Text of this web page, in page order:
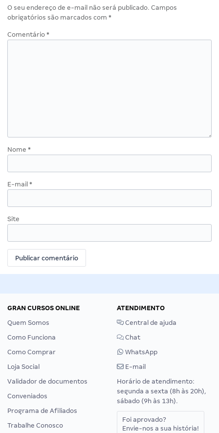
O seu endereço de e-mail não será publicado. Campos
obrigatórios são marcados com *
Comentário *
Nome *
E-mail *
Site
GRAN CURSOS ONLINE
Quem Somos
Como Funciona
Como Comprar
Loja Social
Validador de documentos
Conveniados
Programa de Afiliados
Trabalhe Conosco
ATENDIMENTO
Central de ajuda
Chat
WhatsApp
E-mail
Horário de atendimento:
segunda a sexta (8h às 20h),
sábado (9h às 13h).
Foi aprovado?
Envie-nos a sua história!